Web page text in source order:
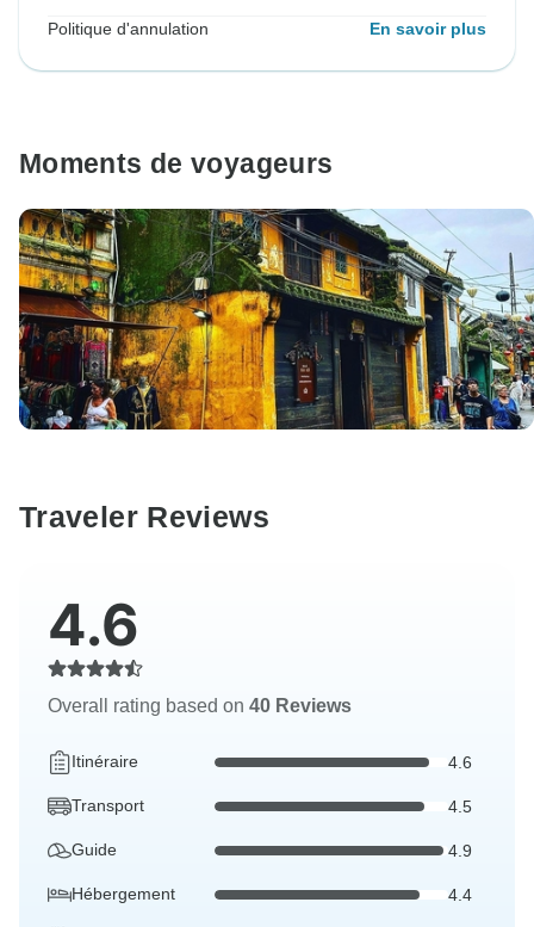
Politique d'annulation En savoir plus
Moments de voyageurs
Traveler Reviews
4.6
Overall rating based on 40 Reviews
Itinéraire 4.6
Transport 4.5
Guide 4.9
Hébergement 4.4